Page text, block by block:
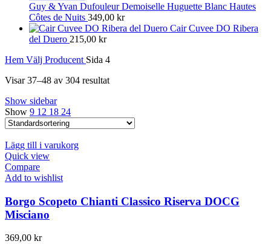
Guy & Yvan Dufouleur Demoiselle Huguette Blanc Hautes
Côtes de Nuits 349,00 kr
Cair Cuvee DO Ribera
del Duero 215,00 kr
Hem Välj Producent Sida 4
Visar 37–48 av 304 resultat
Show sidebar
Show 9 12 18 24
Lägg till i varukorg
Quick view
Compare
Add to wishlist
Borgo Scopeto Chianti Classico Riserva DOCG
Misciano
369,00 kr